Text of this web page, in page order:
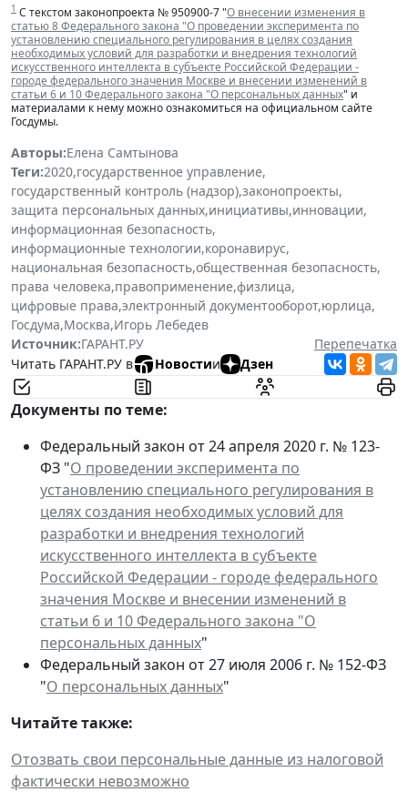
1 С текстом законопроекта № 950900-7 "О внесении изменения в
статью 8 Федерального закона "О проведении эксперимента по
установлению специального регулирования в целях создания
необходимых условий для разработки и внедрения технологий
искусственного интеллекта в субъекте Российской Федерации -
городе федерального значения Москве и внесении изменений в
статьи 6 и 10 Федерального закона "О персональных данных" и
материалами к нему можно ознакомиться на официальном сайте
Госдумы.
Авторы:Елена Самтынова
Теги:2020,государственное управление,
государственный контроль (надзор),законопроекты,
защита персональных данных,инициативы,инновации,
информационная безопасность,
информационные технологии,коронавирус,
национальная безопасность,общественная безопасность,
права человека,правоприменение,физлица,
цифровые права,электронный документооборот,юрлица,
Госдума,Москва,Игорь Лебедев
Источник:ГАРАНТ.РУ
Перепечатка
Читать ГАРАНТ.РУ в
Новостии Дзен
Документы по теме:
Федеральный закон от 24 апреля 2020 г. № 123-
ФЗ "О проведении эксперимента по
установлению специального регулирования в
целях создания необходимых условий для
разработки и внедрения технологий
искусственного интеллекта в субъекте
Российской Федерации - городе федерального
значения Москве и внесении изменений в
статьи 6 и 10 Федерального закона "О
персональных данных"
Федеральный закон от 27 июля 2006 г. № 152-ФЗ
"О персональных данных"
Читайте также:
Отозвать свои персональные данные из налоговой
фактически невозможно